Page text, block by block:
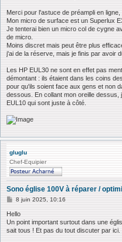
Merci pour l'astuce de préampli en
Mon micro de surface est un Superlux
Je tenterai bien un micro col de cygne
de micro.
Moins discret mais peut être plus
j'ai de la réserve, mais je finis par avoir
Les HP EUL30 ne sont en effet pas
démontant : ils étaient dans les coins
pour qu'ils soient face aux gens et non
dessous. En collant mon oreille dessus,
EUL10 qui sont juste à côté.
gluglu
Chef-Equipier
Sono église 100V à réparer /
M
s
s
a
g
8 juin 2025, 10:16
Hello
Un point important surtout dans une
sait tous ! Et pas du tout discuter par ici.